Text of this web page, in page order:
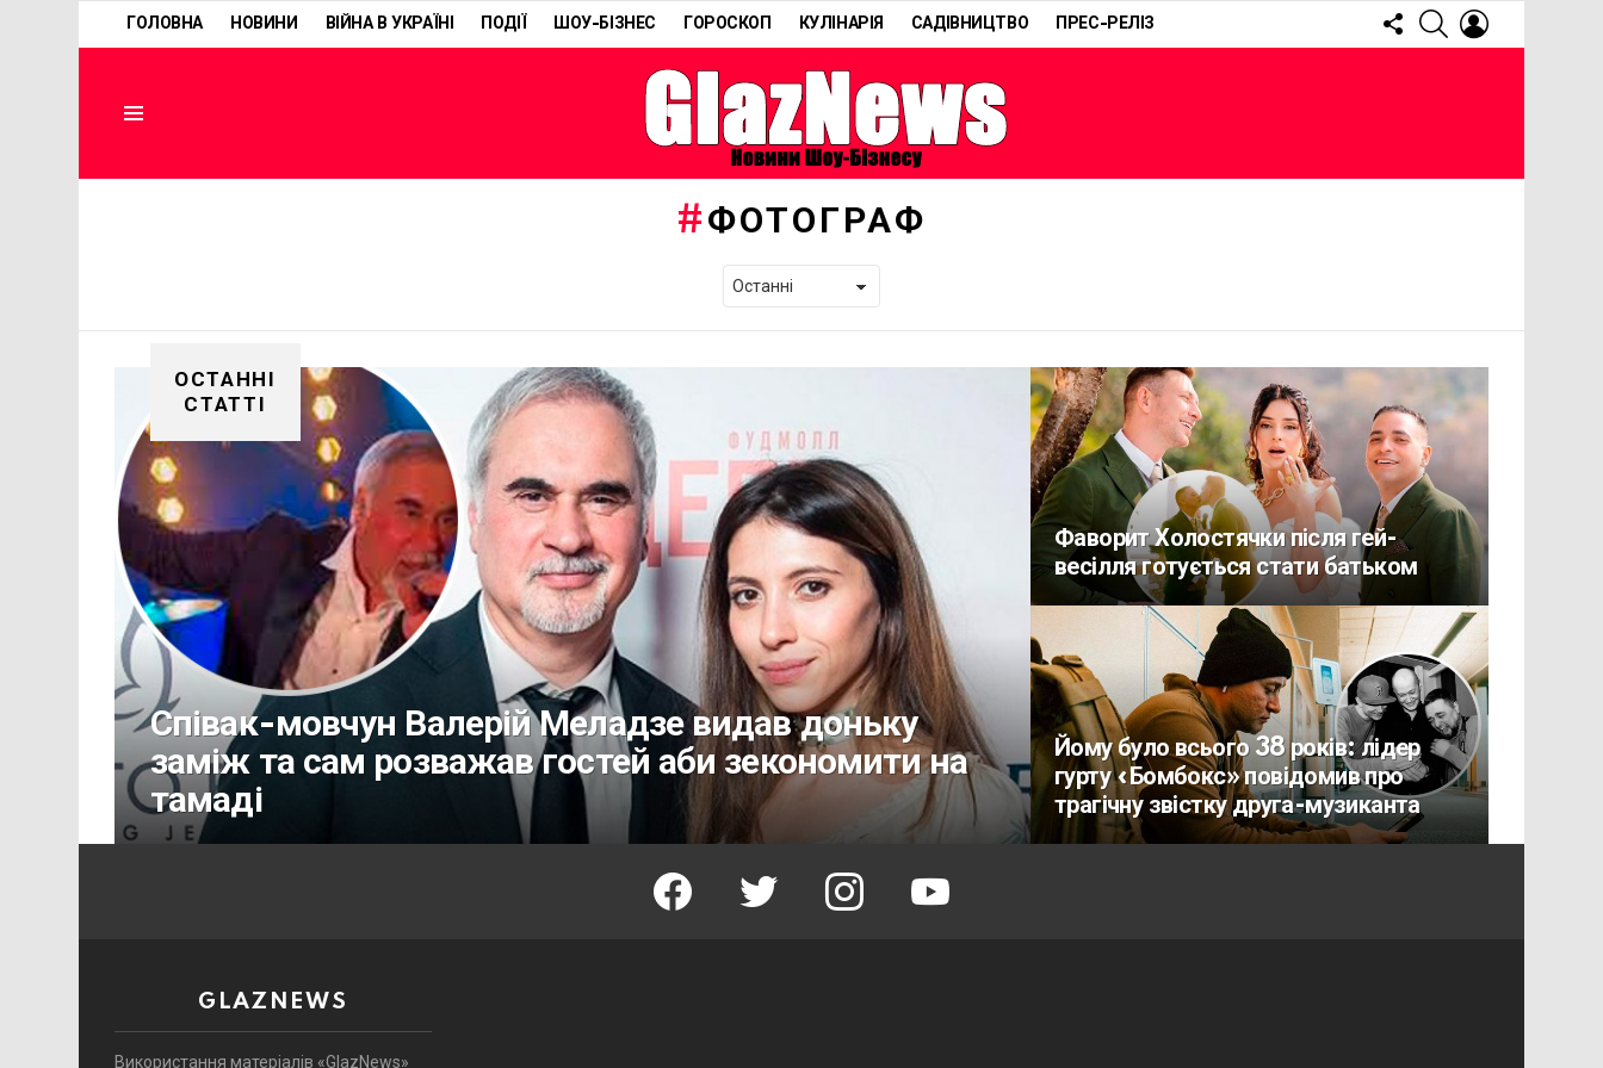
ГОЛОВНА НОВИНИ ВІЙНА В УКРАЇНІ ПОДІЇ ШОУ-БІЗНЕС ГОРОСКОП КУЛІНАРІЯ САДІВНИЦТВО ПРЕС-РЕЛІЗ
FOLLOW
US
SEARCH
ФОТОГРАФ
ОСТАННІ
СТАТТІ
Співак-мовчун Валерій Меладзе видав доньку
заміж та сам розважав гостей аби зекономити на
тамаді
Фаворит Холостячки після гей-
весілля готується стати батьком
Йому було всього 38 років: лідер
гурту «Бомбокс» повідомив про
трагічну звістку друга-музиканта
facebook twitter instagram youtube
GLAZNEWS
Використання матеріалів «GlazNews»